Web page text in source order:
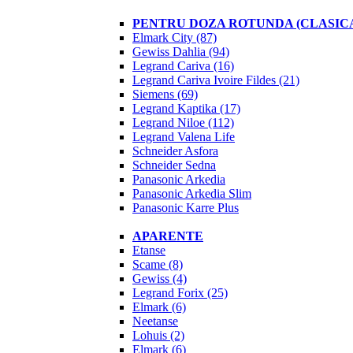
PENTRU DOZA ROTUNDA
Elmark City (87)
Gewiss Dahlia (94)
Legrand Cariva (16)
Legrand Cariva Ivoire Fildes (21)
Siemens (69)
Legrand Kaptika (17)
Legrand Niloe (112)
Legrand Valena Life
Schneider Asfora
Schneider Sedna
Panasonic Arkedia
Panasonic Arkedia Slim
Panasonic Karre Plus
APARENTE
Etanse
Scame (8)
Gewiss (4)
Legrand Forix (25)
Elmark (6)
Neetanse
Lohuis (2)
Elmark (6)